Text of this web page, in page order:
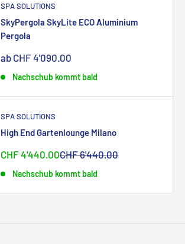
SPA SOLUTIONS
SkyPergola SkyLite ECO Aluminium
Pergola
Sonderpreis
ab CHF 4'090.00
Nachschub kommt bald
SPA SOLUTIONS
High End Gartenlounge Milano
Sonderpreis
CHF 4'440.00Normalpreis
CHF 6'440.00
Nachschub kommt bald